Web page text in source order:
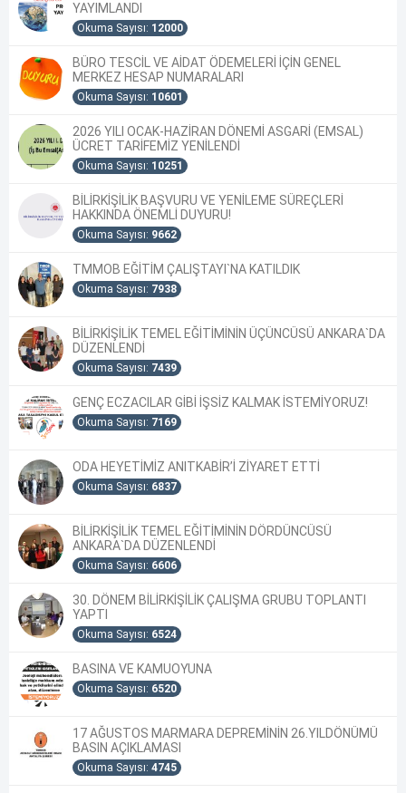
YAYIMLANDI
Okuma Sayısı: 12000
BÜRO TESCİL VE AİDAT ÖDEMELERİ İÇİN GENEL
MERKEZ HESAP NUMARALARI
Okuma Sayısı: 10601
2026 YILI OCAK-HAZİRAN DÖNEMİ ASGARİ (EMSAL)
ÜCRET TARİFEMİZ YENİLENDİ
Okuma Sayısı: 10251
BİLİRKİŞİLİK BAŞVURU VE YENİLEME SÜREÇLERİ
HAKKINDA ÖNEMLİ DUYURU!
Okuma Sayısı: 9662
TMMOB EĞİTİM ÇALIŞTAYI`NA KATILDIK
Okuma Sayısı: 7938
BİLİRKİŞİLİK TEMEL EĞİTİMİNİN ÜÇÜNCÜSÜ ANKARA`DA
DÜZENLENDİ
Okuma Sayısı: 7439
GENÇ ECZACILAR GİBİ İŞSİZ KALMAK İSTEMİYORUZ!
Okuma Sayısı: 7169
ODA HEYETİMİZ ANITKABİR’İ ZİYARET ETTİ
Okuma Sayısı: 6837
BİLİRKİŞİLİK TEMEL EĞİTİMİNİN DÖRDÜNCÜSÜ
ANKARA`DA DÜZENLENDİ
Okuma Sayısı: 6606
30. DÖNEM BİLİRKİŞİLİK ÇALIŞMA GRUBU TOPLANTI
YAPTI
Okuma Sayısı: 6524
BASINA VE KAMUOYUNA
Okuma Sayısı: 6520
17 AĞUSTOS MARMARA DEPREMİNİN 26.YILDÖNÜMÜ
BASIN AÇIKLAMASI
Okuma Sayısı: 4745